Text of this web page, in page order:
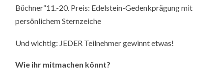
Büchner“11.-20. Preis: Edelstein-Gedenkprägung mit
persönlichem Sternzeiche
Und wichtig: JEDER Teilnehmer gewinnt etwas!
Wie ihr mitmachen könnt?